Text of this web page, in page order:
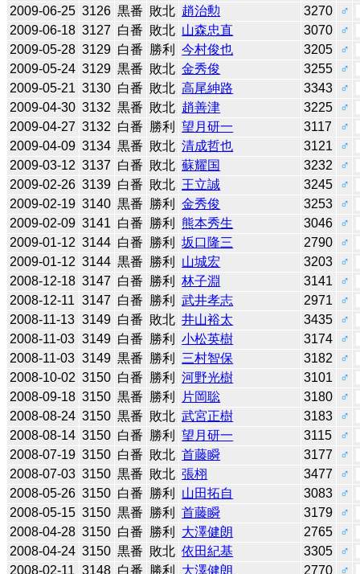
2009-06-25 3126 黒番 敗北 趙治勲 3270
♂
2009-06-18 3127 白番 敗北 山森忠直 3070
♂
2009-05-28 3129 白番 勝利 今村俊也 3205
♂
2009-05-24 3129 黒番 敗北 金秀俊 3255
♂
2009-05-21 3130 白番 敗北 高尾紳路 3343
♂
2009-04-30 3132 黒番 敗北 趙善津 3225
♂
2009-04-27 3132 白番 勝利 望月研一 3117
♂
2009-04-09 3134 黒番 敗北 清成哲也 3121
♂
2009-03-12 3137 白番 敗北 蘇耀国 3232
♂
2009-02-26 3139 白番 敗北 王立誠 3245
♂
2009-02-19 3140 黒番 勝利 金秀俊 3253
♂
2009-02-09 3141 白番 勝利 熊本秀生 3046
♂
2009-01-12 3144 白番 勝利 坂口隆三 2790
♂
2009-01-12 3144 黒番 勝利 山城宏 3203
♂
2008-12-18 3147 白番 勝利 林子淵 3141
♂
2008-12-11 3147 白番 勝利 武井孝志 2971
♂
2008-11-13 3149 白番 敗北 井山裕太 3435
♂
2008-11-03 3149 白番 勝利 小松英樹 3174
♂
2008-11-03 3149 黒番 勝利 三村智保 3182
♂
2008-10-02 3150 白番 勝利 河野光樹 3101
♂
2008-09-18 3150 黒番 勝利 片岡聡 3180
♂
2008-08-24 3150 黒番 敗北 武宮正樹 3183
♂
2008-08-14 3150 白番 勝利 望月研一 3115
♂
2008-07-19 3150 白番 敗北 首藤瞬 3177
♂
2008-07-03 3150 黒番 敗北 張栩 3477
♂
2008-05-26 3150 白番 勝利 山田拓自 3083
♂
2008-05-15 3150 黒番 勝利 首藤瞬 3179
♂
2008-04-28 3150 白番 勝利 大澤健朗 2765
♂
2008-04-24 3150 黒番 敗北 依田紀基 3305
♂
2008-02-11 3148 白番 勝利 大澤健朗 2770
♂